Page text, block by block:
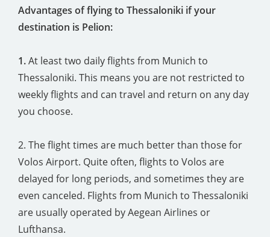
Advantages of flying to Thessaloniki if your
destination is Pelion:
1.At least two daily flights from Munich to
Thessaloniki. This means you are not restricted to
weekly flights and can travel and return on any day
you choose.
2. The flight times are much better than those for
Volos Airport. Quite often, flights to Volos are
delayed for long periods, and sometimes they are
even canceled. Flights from Munich to Thessaloniki
are usually operated by Aegean Airlines or
Lufthansa.